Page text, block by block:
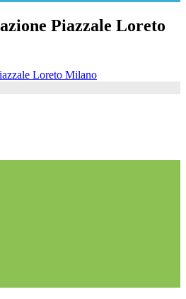
Piazzale Loreto